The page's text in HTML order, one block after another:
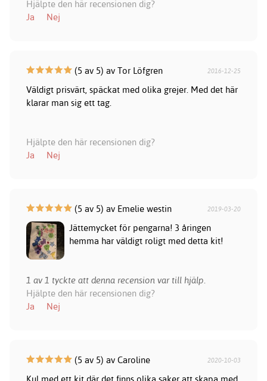
Hjälpte den här recensionen dig?
Ja
Nej
(5 av 5) av Tor Löfgren 2016-12-25
Väldigt prisvärt, späckat med olika grejer. Med det här
klarar man sig ett tag.
Hjälpte den här recensionen dig?
Ja
Nej
(5 av 5) av Emelie westin 2019-03-20
Jättemycket för pengarna! 3 åringen
hemma har väldigt roligt med detta kit!
1 av 1 tyckte att denna recension var till hjälp.
Hjälpte den här recensionen dig?
Ja
Nej
(5 av 5) av Caroline 2020-10-03
Kul med ett kit där det finns olika saker att skapa med,